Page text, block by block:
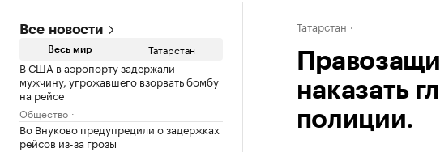
Все новости
Весь мир Татарстан
В США в аэропорту задержали
мужчину, угрожавшего взорвать бомбу
на рейсе
Общество
Во Внуково предупредили о задержках
рейсов из-за грозы
Татарстан
наказать
полиции.